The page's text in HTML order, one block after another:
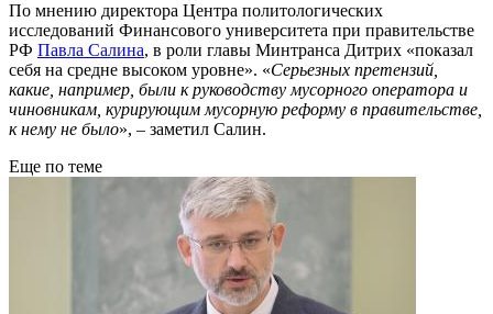
По мнению директора Центра политологических
исследований Финансового университета при правительстве
РФ Павла Салина, в роли главы Минтранса Дитрих «показал
себя на средне высоком уровне». «Серьезных претензий,
какие, например, были к руководству мусорного оператора и
чиновникам, курирующим мусорную реформу в правительстве,
к нему не было», – заметил Салин.
Еще по теме